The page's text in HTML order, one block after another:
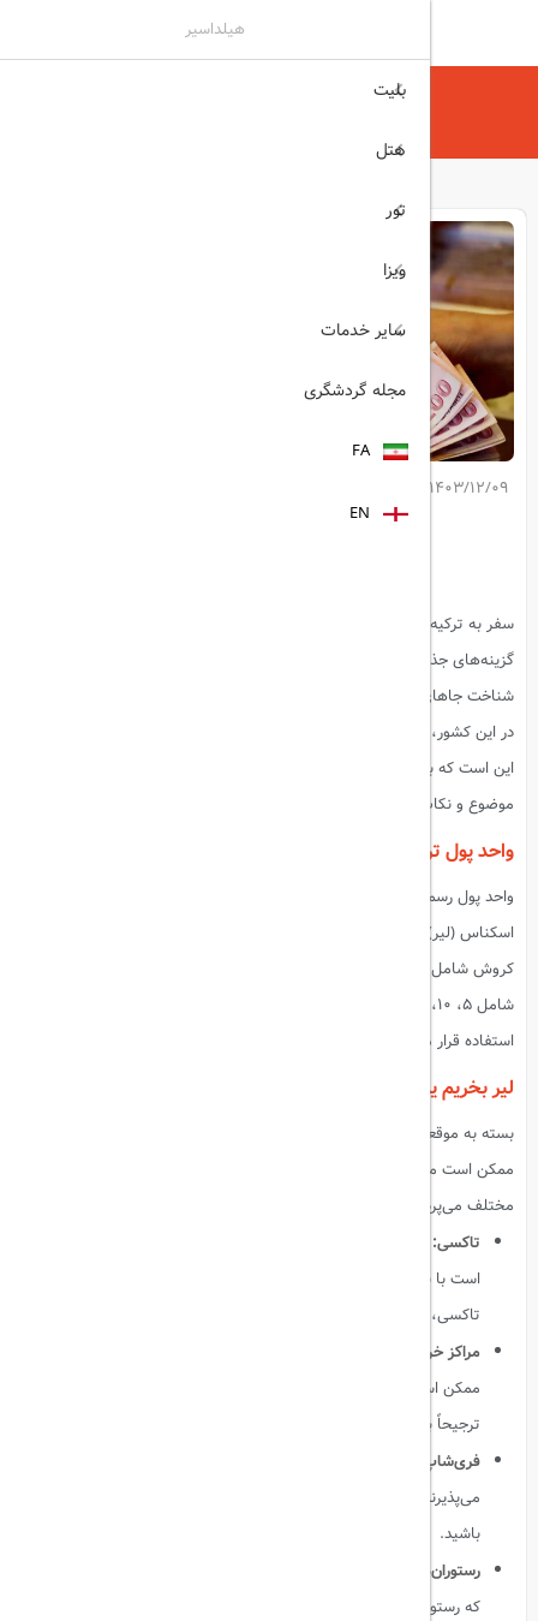
هیلداسیر
1403/12/09
سفر به ترکیه، با جاذبه‌های تاریخی و فرهنگی بی‌نظیر، همواره یکی از
گزینه‌های جذاب برای گردشگران ایرانی بوده است. اما پیش از سفر، علاوه بر
شناخت جاهای دیدنی ترکیه، آگاهی از مسائل مالی و نحوه پرداخت هزینه‌ها
در این کشور، از اهمیت ویژه‌ای برخوردار است. یکی از سوالات رایج مسافران
این است که برای سفر به ترکیه لیر بخریم یا دلار؟ در این مطلب به بررسی این
موضوع و نکات مرتبط با آن می‌پردازیم.
واحد پول ترکیه چیست؟
استفاده قرار می‌گیرند.
لیر بخریم یا دلار؟
بسته به موقعیت و نوع خدماتی که قصد استفاده از آن را دارید، انتخاب ارز
ممکن است متفاوت باشد. در ادامه، به بررسی این موضوع در موقعیت‌های
مختلف می‌پردازیم:
تاکسی:
است با نرخ تبدیل نامناسبی همراه باشد. بنابراین، بهتر است برای کرایه
تاکسی، لیر همراه داشته باشید.
مراکز خرید:
ممکن است به نفع شما نباشد. توصیه می‌شود نرخ‌ها را مقایسه کرده و
ترجیحاً با لیر پرداخت کنید.
فری‌شاپ‌های فرودگاه:
می‌پذیرند. با این حال، اگر قیمت کالاها به لیر باشد، بهتر است لیر داشته
باشید.
رستوران‌ها:
که رستوران‌های توریستی ممکن است دلار را قبول کنند. برای تجربه
هیلداسیر
بلیت
هتل
تور
ویزا
سایر خدمات
مجله گردشگری
FA
EN